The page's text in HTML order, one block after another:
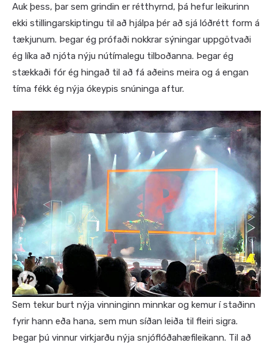
Auk þess, þar sem grindin er rétthyrnd, þá hefur leikurinn
ekki stillingarskiptingu til að hjálpa þér að sjá lóðrétt form á
tækjunum. Þegar ég prófaði nokkrar sýningar uppgötvaði
ég líka að njóta nýju nútímalegu tilboðanna. Þegar ég
stækkaði fór ég hingað til að fá aðeins meira og á engan
tíma fékk ég nýja ókeypis snúninga aftur.
Sem tekur burt nýja vinninginn minnkar og kemur í staðinn
fyrir hann eða hana, sem mun síðan leiða til fleiri sigra.
Þegar þú vinnur virkjarðu nýja snjóflóðahæfileikann. Til að